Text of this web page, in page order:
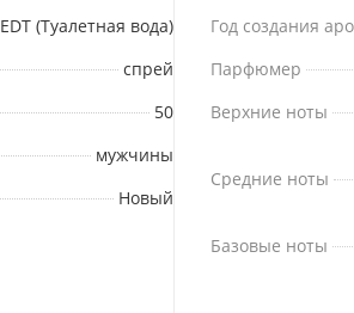
EDT (Туалетная вода)
спрей
50
мужчины
Новый
Год создания
Парфюмер
Верхние ноты
Средние ноты
Базовые ноты